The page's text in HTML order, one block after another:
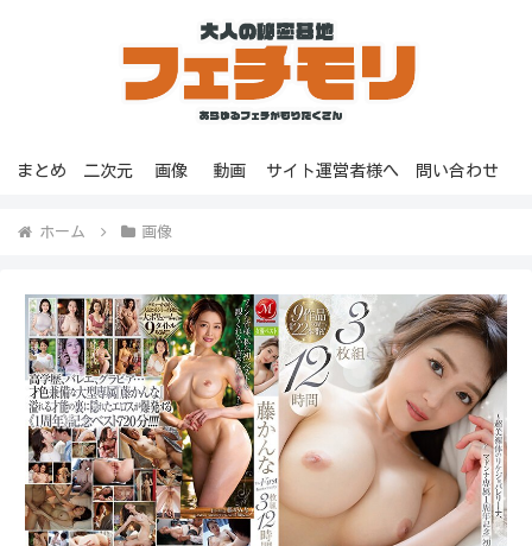
まとめ 二次元 画像 動画 サイト運営者様へ 問い合わせ
ホーム 画像